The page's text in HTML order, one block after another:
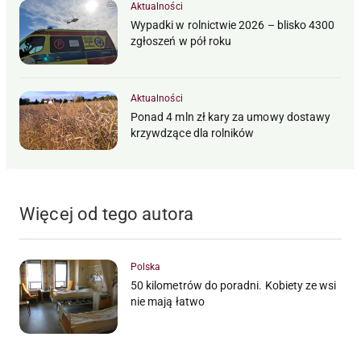
Aktualności
Wypadki w rolnictwie 2026 – blisko 4300
zgłoszeń w pół roku
Aktualności
Ponad 4 mln zł kary za umowy dostawy
krzywdzące dla rolników
Więcej od tego autora
Polska
50 kilometrów do poradni. Kobiety ze wsi
nie mają łatwo